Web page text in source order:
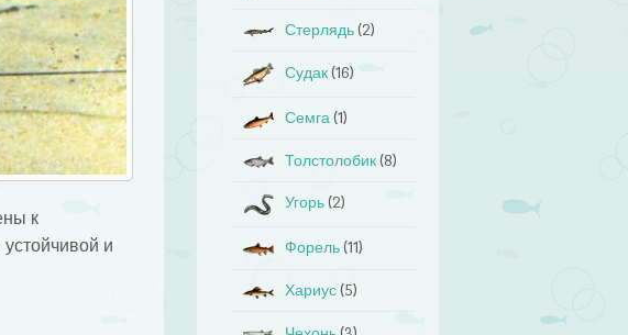
к
и
Стерлядь (2)
Судак (16)
Семга (1)
Толстолобик (8)
Угорь (2)
Форель (11)
Хариус (5)